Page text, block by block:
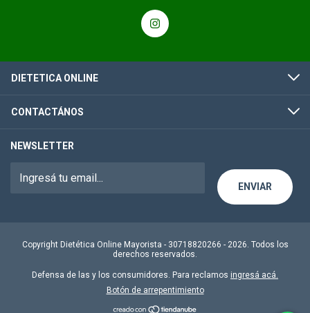
DIETETICA ONLINE
CONTACTÁNOS
NEWSLETTER
Copyright Dietética Online Mayorista - 30718820266 - 2026. Todos los
derechos reservados.
Defensa de las y los consumidores. Para reclamos ingresá acá.
Botón de arrepentimiento